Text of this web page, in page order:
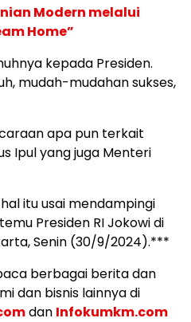
Modern melalui
Home”
kepada Presiden.
mudah-mudahan sukses,
apa pun terkait
Ipul yang juga Menteri
itu usai mendampingi
Presiden RI Jokowi di
Senin (30/9/2024).***
berbagai berita dan
dan bisnis lainnya di
dan Infokumkm.com